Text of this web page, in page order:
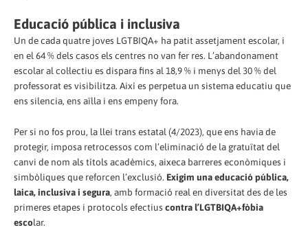
Educació pública i inclusiva
Un de cada quatre joves LGTBIQA+ ha patit assetjament escolar, i
en el 64 % dels casos els centres no van fer res. L’abandonament
escolar al col·lectiu es dispara fins al 18,9 % i menys del 30 % del
professorat es visibilitza. Així es perpetua un sistema educatiu que
ens silencia, ens aïlla i ens empeny fora.
Per si no fos prou, la llei trans estatal (4/2023), que ens havia de
protegir, imposa retrocessos com l’eliminació de la gratuïtat del
canvi de nom als títols acadèmics, aixeca barreres econòmiques i
simbòliques que reforcen l’exclusió. Exigim una educació pública,
laica, inclusiva i segura, amb formació real en diversitat des de les
primeres etapes i protocols efectius contra l’LGTBIQA+fòbia
escolar.